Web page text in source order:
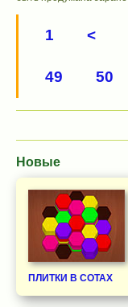
1 <
49 50
Новые
ПЛИТКИ В СОТАХ